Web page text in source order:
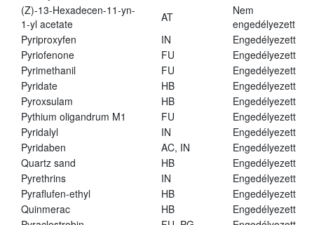
(Z)-13-Hexadecen-11-yn-
1-yl acetate
AT
Nem
engedélyezett
Pyriproxyfen
IN
Engedélyezett
Pyriofenone
FU
Engedélyezett
Pyrimethanil
FU
Engedélyezett
Pyridate
HB
Engedélyezett
Pyroxsulam
HB
Engedélyezett
Pythium oligandrum M1
FU
Engedélyezett
Pyridalyl
IN
Engedélyezett
Pyridaben
AC, IN
Engedélyezett
Quartz sand
HB
Engedélyezett
Pyrethrins
IN
Engedélyezett
Pyraflufen-ethyl
HB
Engedélyezett
Quinmerac
HB
Engedélyezett